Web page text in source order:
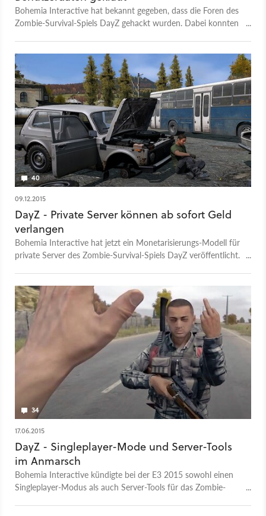
gibt, müssen die inoffiziellen her: In allen möglichen Youtube-
Videos und Foren-Diskussionen haben wir diverse
Berechnungen und Angaben zur Größe von Spielwelten
gefunden. Doch auch hier gibt es Probleme: In Youtube-
Videos wird die Größe einer Map gerne dadurch »berechnet«,
dass man einmal quer über die Karte läuft und dabei die Zeit
mitstoppt. So braucht man etwa eine Stunde und vierzig
Minuten um das virtuelle Bolivien in Ghost Recon: Wildlands
zu Fuß zu durchqueren. Für einen genauen Vergleich von
Spielwelten gibt es hierbei aber zu viele Variablen, die die
Durchlaufzeit beeinflussen. Wie ist zum Beispiel die gelaufene
Route, sind Berge oder andere zeitraubende Hindernisse im
Weg und wie schnell ist der Charakter? Weitere Toplisten-
Videos: Kommende Grafik-Highlights im Jahr 2017
Bohemia Interactive hat bekannt gegeben, dass die Foren des
Zombie-Survival-Spiels DayZ gehackt wurden. Dabei konnten
40
09.12.2015
DayZ - Private Server können ab sofort Geld
verlangen
Bohemia Interactive hat jetzt ein Monetarisierungs-Modell für
private Server des Zombie-Survival-Spiels DayZ veröffentlicht.
34
17.06.2015
DayZ - Singleplayer-Mode und Server-Tools
im Anmarsch
Bohemia Interactive kündigte bei der E3 2015 sowohl einen
Singleplayer-Modus als auch Server-Tools für das Zombie-